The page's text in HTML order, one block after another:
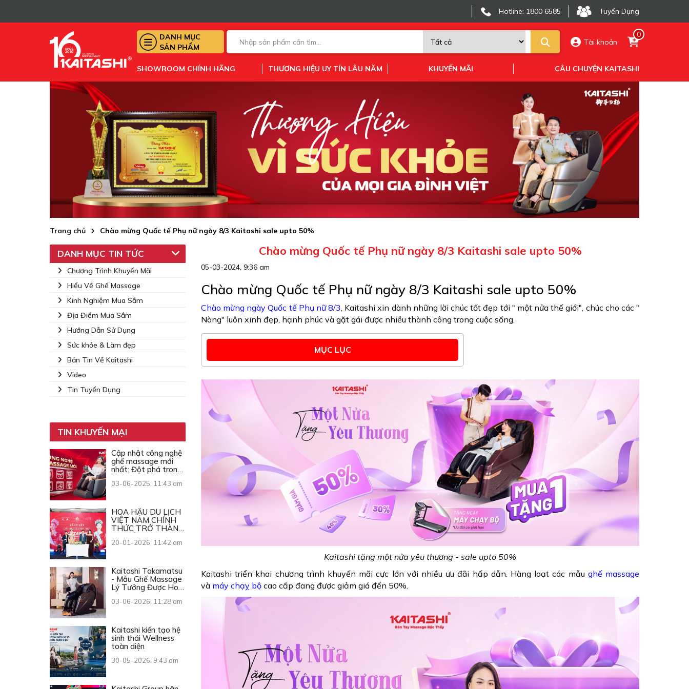
Hotline: 1800 6585 Tuyển Dụng
DANH MỤC
SẢN PHẨM
Tài khoản
0
SHOWROOM CHÍNH HÃNG THƯƠNG HIỆU UY TÍN LÂU NĂM KHUYẾN MÃI CÂU CHUYỆN KAITASHI
Trang chủ Chào mừng Quốc tế Phụ nữ ngày 8/3 Kaitashi sale upto 50%
DANH MỤC TIN TỨC
Chương Trình Khuyến Mãi
Hiểu Về Ghế Massage
Kinh Nghiệm Mua Sắm
Địa Điểm Mua Sắm
Hướng Dẫn Sử Dụng
Sức khỏe & Làm đẹp
Bản Tin Về Kaitashi
Video
Tin Tuyển Dụng
TIN KHUYẾN MẠI
Cập nhật công nghệ
ghế massage mới
nhất: Đột phá trong
03-06-2025, 11:43 am
HOA HẬU DU LỊCH
VIỆT NAM CHÍNH
THỨC TRỞ THÀNH
HIỆU KAITASHI
20-01-2026, 11:42 am
Kaitashi Takamatsu
- Mẫu Ghế Massage
Lý Tưởng Được Hoa
Nam 2026 Lựa Chọn
03-06-2026, 11:28 am
Kaitashi kiến tạo hệ
sinh thái Wellness
toàn diện
30-05-2026, 9:43 am
Chào mừng Quốc tế Phụ nữ ngày 8/3 Kaitashi sale upto 50%
05-03-2024, 9:36 am
Chào mừng Quốc tế Phụ nữ ngày 8/3 Kaitashi sale upto 50%
Chào mừng ngày Quốc tế Phụ nữ 8/3, Kaitashi xin dành những lời chúc tốt đẹp tới " một nửa thế giới", chúc cho các "
Nàng" luôn xinh đẹp, hạnh phúc và gặt gái được nhiều thành công trong cuộc sống.
MỤC LỤC
Kaitashi tặng một nửa yêu thương - sale upto 50%
Kaitashi triển khai chương trình khuyến mãi cực lớn với nhiều ưu đãi hấp dẫn. Hàng loạt các mẫu ghế massage
và máy chạỵ bộ cao cấp đang được giảm giá đến 50%.